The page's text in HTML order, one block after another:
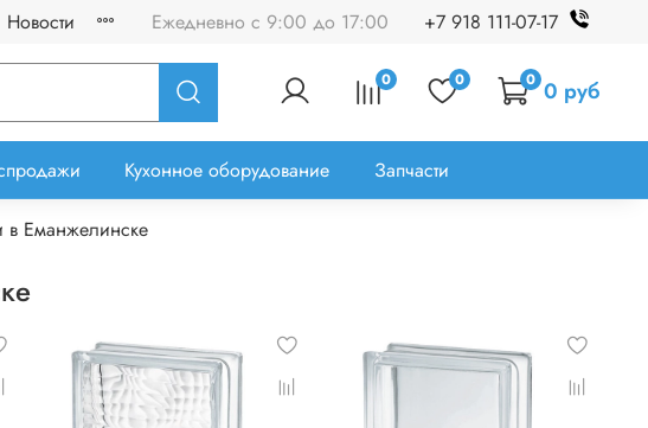
Новости Ежедневно с 9:00 до 17:00 +7 918 111-07-17
0 0 0 0 руб
Кухонное оборудование Запчасти
в Еманжелинске